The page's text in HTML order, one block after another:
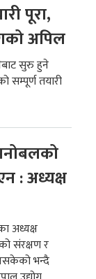
पूरा,
अपिल
सुरु हुने
सम्पूर्ण तयारी
: अध्यक्ष
अध्यक्ष
संरक्षण र
भन्दै